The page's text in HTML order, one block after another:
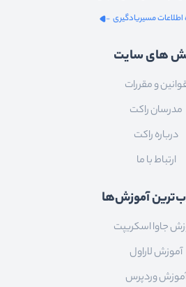
مسیریادگیری
های سایت
و مقررات
مدرسان راکت
درباره راکت
ارتباط با ما
آموزش‌ها
جاوا اسکریپت
آموزش لاراول
وردپرس